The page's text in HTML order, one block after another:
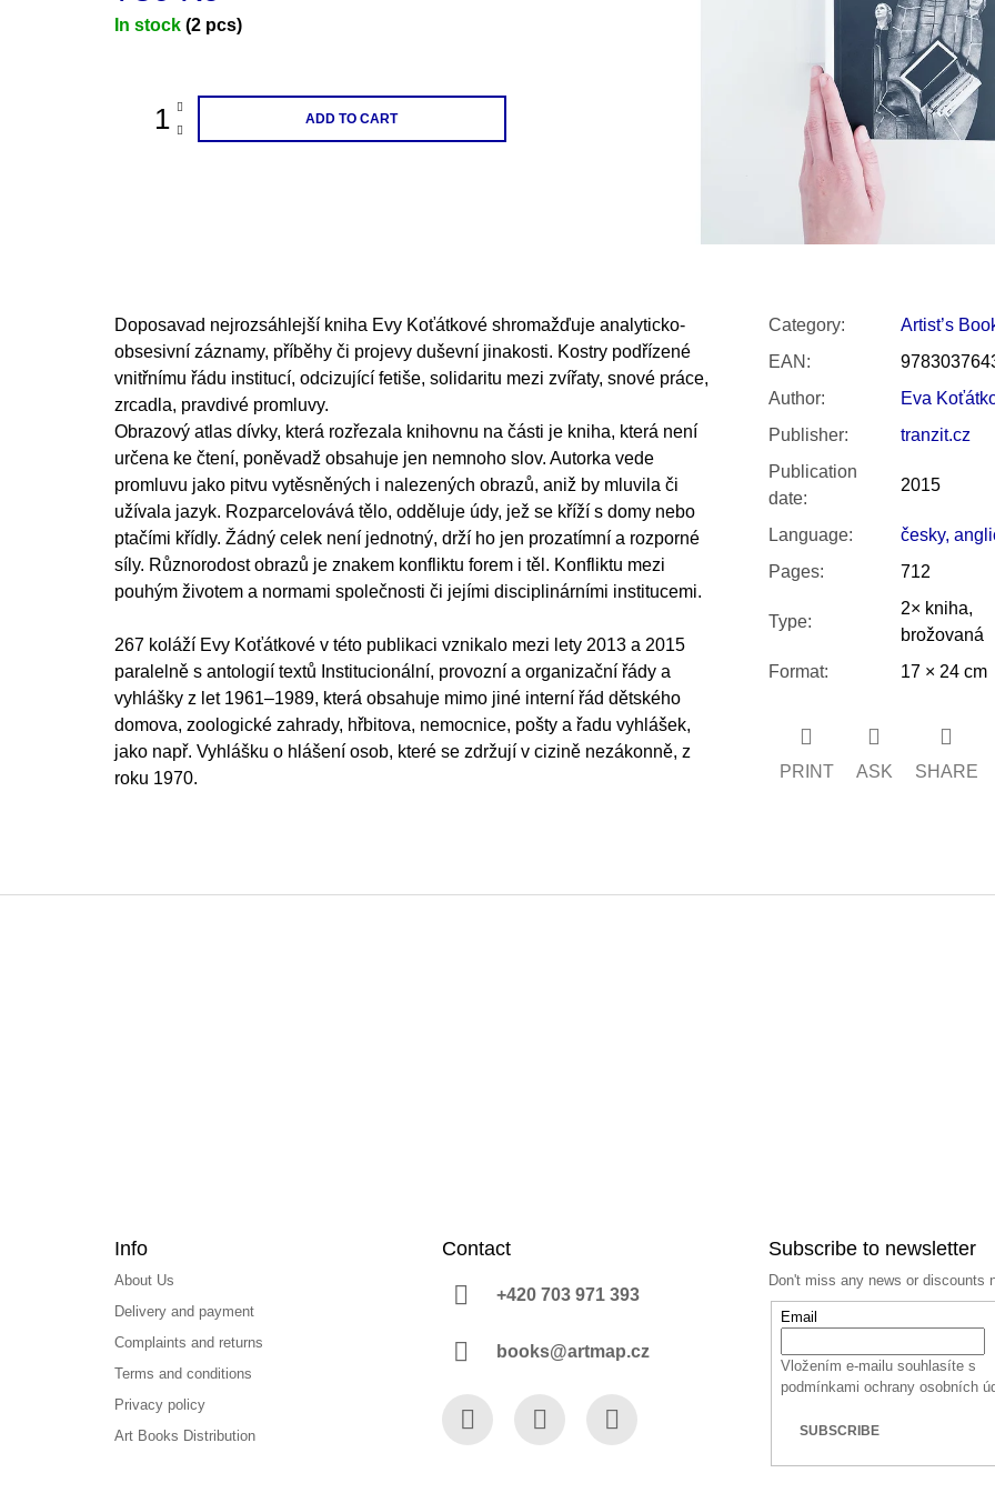
Measure
In stock (2 pcs)
ADD TO CART
Doposavad nejrozsáhlejší kniha Evy Koťátkové shromažďuje analyticko-
obsesivní záznamy, příběhy či projevy duševní jinakosti. Kostry podřízené
vnitřnímu řádu institucí, odcizující fetiše, solidaritu mezi zvířaty, snové práce,
zrcadla, pravdivé promluvy.
Obrazový atlas dívky, která rozřezala knihovnu na části je kniha, která není
určena ke čtení, poněvadž obsahuje jen nemnoho slov. Autorka vede
promluvu jako pitvu vytěsněných i nalezených obrazů, aniž by mluvila či
užívala jazyk. Rozparcelovává tělo, odděluje údy, jež se kříží s domy nebo
ptačími křídly. Žádný celek není jednotný, drží ho jen prozatímní a rozporné
síly. Různorodost obrazů je znakem konfliktu forem i těl. Konfliktu mezi
pouhým životem a normami společnosti či jejími disciplinárními institucemi.
267 koláží Evy Koťátkové v této publikaci vznikalo mezi lety 2013 a 2015
paralelně s antologií textů Institucionální, provozní a organizační řády a
vyhlášky z let 1961–1989, která obsahuje mimo jiné interní řád dětského
domova, zoologické zahrady, hřbitova, nemocnice, pošty a řadu vyhlášek,
jako např. Vyhlášku o hlášení osob, které se zdržují v cizině nezákonně, z
roku 1970.
Category:
Artist’s
EAN :
Author:
Eva
Publisher:
tranzit.cz
Publication
date:
2015
Language:
česky,
Pages: 712
Type:
2× kniha,
brožovaná
Format: 17 × 24 cm
PRINT ASK SHARE
200 Kč
300 Kč
Was: 350 Kč
Info
About Us
Delivery and payment
Complaints and returns
Terms and conditions
Privacy policy
Art Books Distribution
Contact
+420 703 971 393
books@artmap.cz
Subscribe to newsletter
Don't miss any news or discounts
Email
Vložením e-mailu souhlasíte s
podmínkami ochrany osobních
SUBSCRIBE